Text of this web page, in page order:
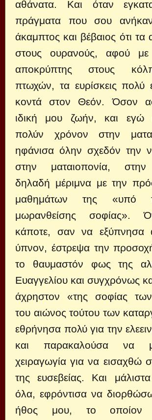
αθάνατα. Και όταν
πράγματα που σου
άκαμπτος και βέβαιος ότι τα
στους ουρανούς, αφού
αποκρύπτης στους
πτωχών, τα ευρίσκεις πολύ
κοντά στον Θεόν. Όσον
ιδική μου ζωήν, και εγώ
πολύν χρόνον στην
ηφάνισα όλην σχεδόν την
στην ματαιοπονία, στην
δηλαδή μέριμνα με την
μαθημάτων της «υπό
μωρανθείσης σοφίας».
κάποτε, σαν να εξύπνησα
ύπνον, έστρεψα την
το θαυμαστόν φως της
Ευαγγελίου και συγχρόνως
άχρηστον «της σοφίας
του αιώνος τούτου των
εθρήνησα πολύ για την
και παρακαλούσα να
χειραγωγία για να εισαχθώ
της ευσεβείας. Και
όλα, εφρόντισα να
ήθος μου, το